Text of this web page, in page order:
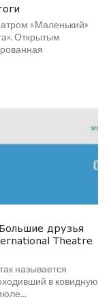
«Маленький»
Открытым
друзья
Theatre
называется
в ковидную